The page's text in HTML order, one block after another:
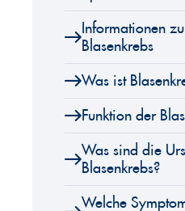
Informationen
Blasenkrebs
Was ist
Funktion der
Was sind die
Blasenkrebs?
Welche